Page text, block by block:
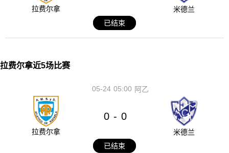
拉费尔拿
米德兰
已结束
拉费尔拿近5场比赛
05:00
05-24 阿乙
拉费尔拿
0 - 0
米德兰
已结束